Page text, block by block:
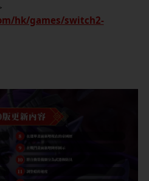
hk/games/switch2-